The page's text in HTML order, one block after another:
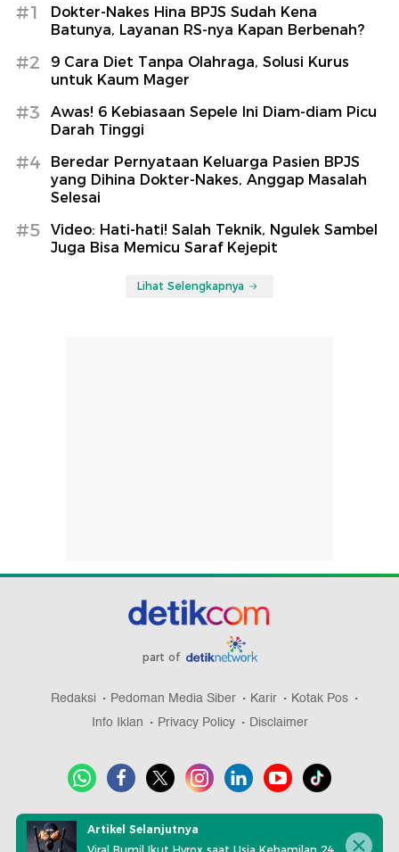
#1
Dokter-Nakes Hina BPJS Sudah Kena
Batunya, Layanan RS-nya Kapan Berbenah?
#2
9 Cara Diet Tanpa Olahraga, Solusi Kurus
untuk Kaum Mager
#3
Awas! 6 Kebiasaan Sepele Ini Diam-diam Picu
Darah Tinggi
#4
Beredar Pernyataan Keluarga Pasien BPJS
yang Dihina Dokter-Nakes, Anggap Masalah
Selesai
#5
Video: Hati-hati! Salah Teknik, Ngulek Sambel
Juga Bisa Memicu Saraf Kejepit
Lihat Selengkapnya
part of
Redaksi Pedoman Media Siber Karir
Kotak Pos
Info Iklan
Privacy Policy Disclaimer
Artikel Selanjutnya
Viral Bumil Ikut Hyrox saat Usia Kehamilan 24